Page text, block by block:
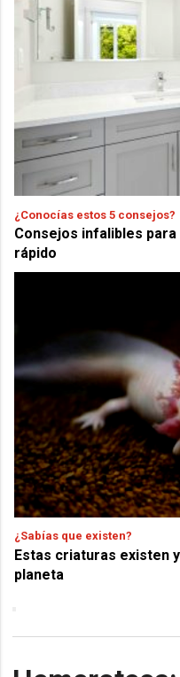
¿Conocías estos 5 consejos?
Consejos infalibles
rápido
¿Sabías que existen?
Estas criaturas existen
planeta